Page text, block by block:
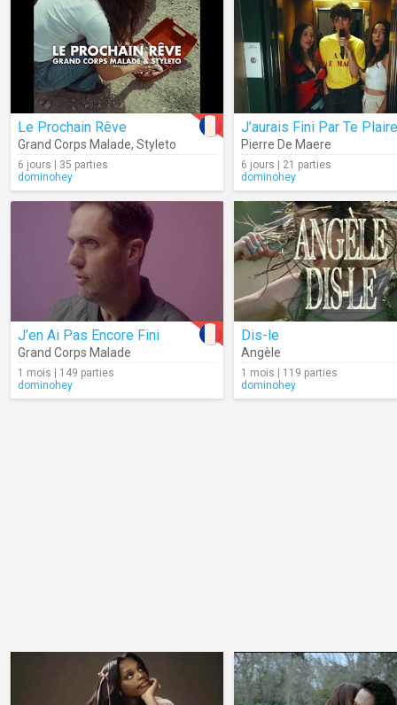
Le Prochain Rêve
Grand Corps Malade, Styleto
6 jours | 35 parties
dominohey
J’aurais Fini Par Te Plaire
Pierre De Maere
6 jours | 21 parties
dominohey
J’en Ai Pas Encore Fini
Grand Corps Malade
1 mois | 149 parties
dominohey
Dis-le
Angèle
1 mois | 119 parties
dominohey